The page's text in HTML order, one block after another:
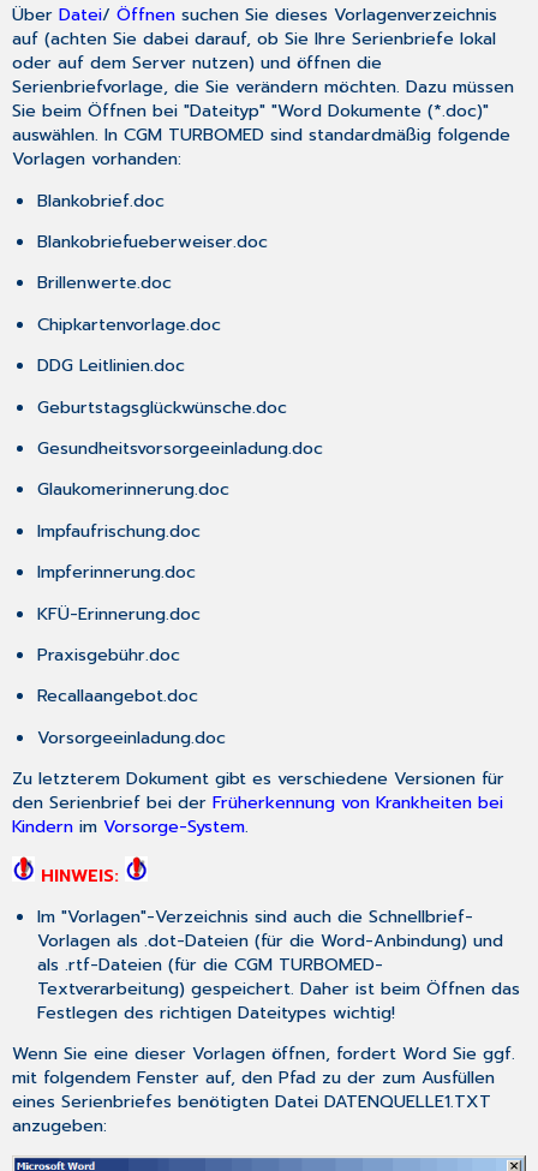
ÜberDatei/Öffnen suchen Sie dieses Vorlagenverzeichnis
auf (achten Sie dabei darauf, ob Sie Ihre Serienbriefe lokal
oder auf dem Server nutzen) und öffnen die
Serienbriefvorlage, die Sie verändern möchten. Dazu müssen
Sie beim Öffnen bei "Dateityp" "Word Dokumente (*.doc)"
auswählen. In CGM TURBOMED sind standardmäßig folgende
Vorlagen vorhanden:
Blankobrief.doc
Blankobriefueberweiser.doc
Brillenwerte.doc
Chipkartenvorlage.doc
DDG Leitlinien.doc
Geburtstagsglückwünsche.doc
Gesundheitsvorsorgeeinladung.doc
Glaukomerinnerung.doc
Impfaufrischung.doc
Impferinnerung.doc
KFÜ-Erinnerung.doc
Praxisgebühr.doc
Recallaangebot.doc
Vorsorgeeinladung.doc
Zu letzterem Dokument gibt es verschiedene Versionen für
den Serienbrief bei derFrüherkennung von Krankheiten bei
Kindern imVorsorge-System.
HINWEIS:
Im "Vorlagen"-Verzeichnis sind auch die Schnellbrief-
Vorlagen als .dot-Dateien (für die Word-Anbindung) und
als .rtf-Dateien (für die CGM TURBOMED-
Textverarbeitung) gespeichert. Daher ist beim Öffnen das
Festlegen des richtigen Dateitypes wichtig!
Wenn Sie eine dieser Vorlagen öffnen, fordert Word Sie ggf.
mit folgendem Fenster auf, den Pfad zu der zum Ausfüllen
eines Serienbriefes benötigten Datei DATENQUELLE1.TXT
anzugeben: